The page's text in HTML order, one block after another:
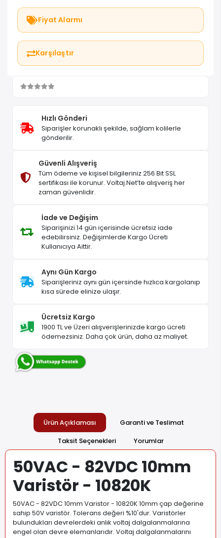
Fiyat Alarmı
Karşılaştır
Hızlı Gönderi
Siparişler korunaklı şekilde, sağlam kolilerle
gönderilir.
Güvenli Alışveriş
Tüm ödeme ve kişisel bilgileriniz 256 Bit SSL
sertifikası ile korunur. Voltaj.Net’te alışveriş her
zaman güvenlidir.
İade ve Değişim
Siparişinizi 14 gün içerisinde ücretsiz iade
edebilirsiniz. Değişimlerde Kargo Ücreti
Kullanıcıya Aittir.
Aynı Gün Kargo
Siparişleriniz aynı gün içersinde hızlıca kargolanıp
kısa sürede elinize ulaşır.
Ücretsiz Kargo
1900 TL ve Üzeri alışverişlerinizde kargo ücreti
ödemezsiniz. Daha çok ürün, daha az maliyet.
Ürün Açıklaması
Garanti ve Teslimat
Taksit Seçenekleri
Yorumlar
50VAC - 82VDC 10mm
Varistör - 10820K
50VAC - 82VDC 10mm Varistor - 10820K 10mm çap değerine
sahip 50V varistör. Tolerans değeri %10'dur. Varistörler
bulundukları devrelerdeki anlık voltaj dalgalanmalarına
engel olan devre elemanlarıdır. Voltaj dalgalanmalarını